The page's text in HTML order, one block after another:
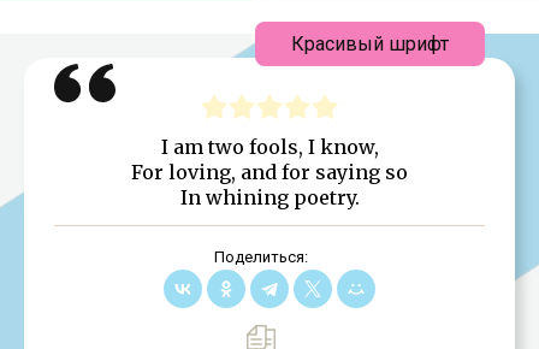
I am two fools, I know,
For loving, and for saying so
In whining poetry.
Поделиться:
Красивый шрифт